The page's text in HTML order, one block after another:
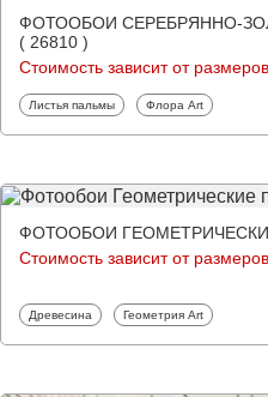
ФОТООБОИ СЕРЕБРЯННО-
( 26810 )
Стоимость зависит от размеров
Фотообои
Листья пальмы Фотообои
Флора Art
ФОТООБОИ
Стоимость зависит от размеров
Фотообои
Древесина Фотообои
Геометрия Art